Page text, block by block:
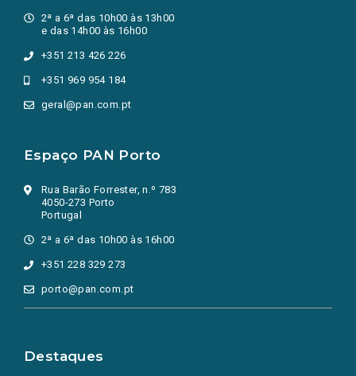
2ª a 6ª das 10h00 às 13h00
e das 14h00 às 16h00
+351 213 426 226
+351 969 954 184
geral@pan.com.pt
Espaço PAN Porto
Rua Barão Forrester, n.º 783
4050-273 Porto
Portugal
2ª a 6ª das 10h00 às 16h00
+351 228 329 273
porto@pan.com.pt
Destaques